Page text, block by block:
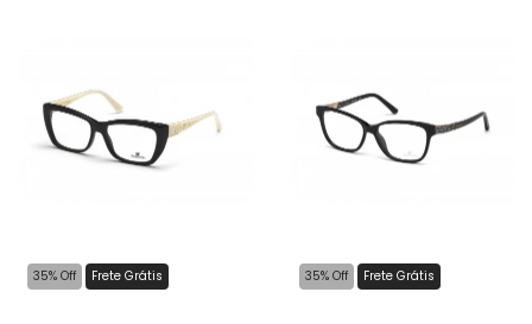
35% Off Frete Grátis 35% Off Frete Grátis